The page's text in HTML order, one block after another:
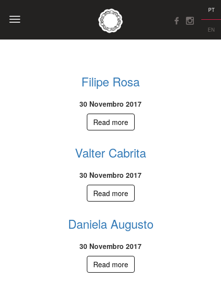
PT
EN
Filipe Rosa
30 Novembro 2017
Read more
Valter Cabrita
30 Novembro 2017
Read more
Daniela Augusto
30 Novembro 2017
Read more